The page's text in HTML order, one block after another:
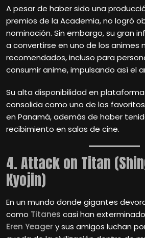
A pesar de haber sido una
premios de la Academia, no logró
nominación. Sin embargo, su gran
a convertirse en uno de los animes
recomendados, incluso para
consumir anime, impulsando así el
Su alta disponibilidad en
consolida como uno de los
en Panamá, además de haber
recibimiento en salas de cine.
4. Attack on Titan
Kyojin)
En un mundo donde gigantes
como Titanes casi han
Eren Yeager y sus amigos luchan